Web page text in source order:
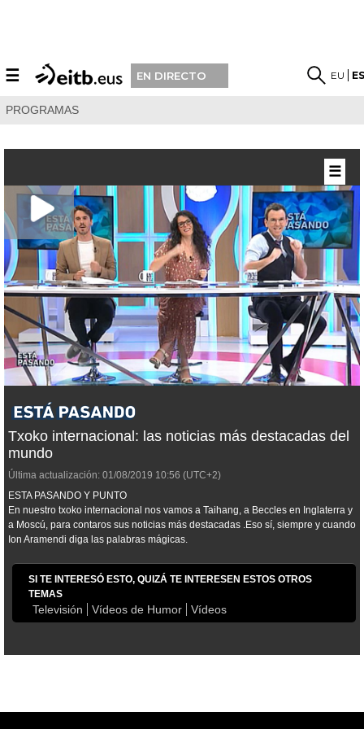
☰ EN DIRECTO EU
PROGRAMAS
Txoko internacional: las noticias más destacadas del
mundo
Última actualización: 01/08/2019 10:56 (UTC+2)
ESTA PASANDO Y PUNTO
En nuestro txoko internacional nos vamos a Taihang, a Beccles en Inglaterra y
a Moscú, para contaros sus noticias más destacadas .Eso sí, siempre y cuando
Ion Aramendi diga las palabras mágicas.
SI TE INTERESÓ ESTO, QUIZÁ TE INTERESEN ESTOS OTROS
TEMAS
Televisión Vídeos de Humor Vídeos
☰